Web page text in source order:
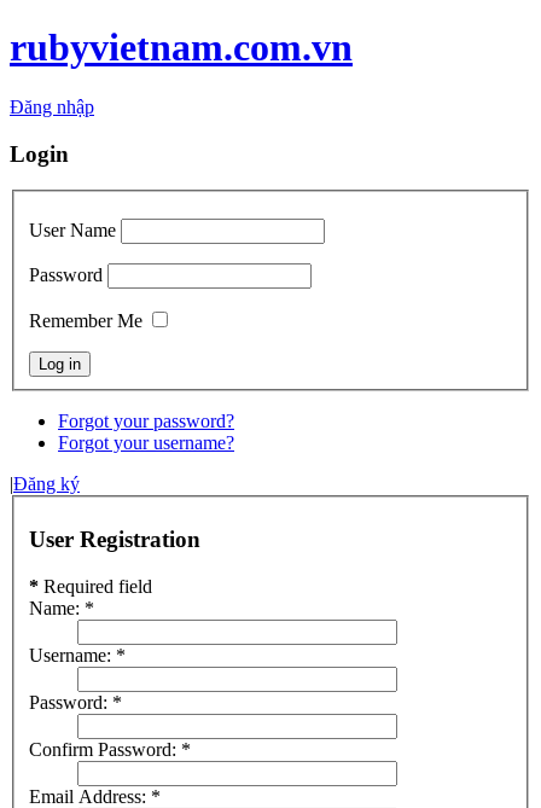
rubyvietnam.com.vn
Đăng nhập
Login
User Name
Password
Remember Me
Forgot your password?
Forgot your username?
|Đăng ký
User Registration
* Required field
Name: *
Username: *
Password: *
Confirm Password: *
Email Address: *